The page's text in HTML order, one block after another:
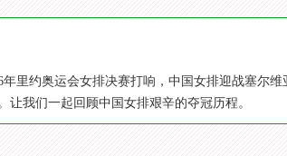
年里约奥运会女排决赛打响，中国女排迎战塞尔
让我们一起回顾中国女排艰辛的夺冠历程。